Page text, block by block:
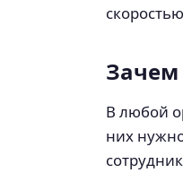
Зачем
В любой
них